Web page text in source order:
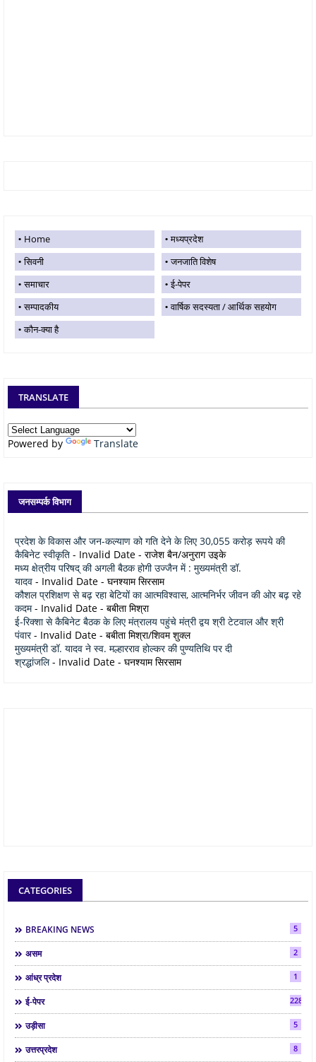
Home
मध्यप्रदेश
सिवनी
जनजाति विशेष
समाचार
ई-पेपर
सम्पादकीय
वार्षिक सदस्यता / आर्थिक सहयोग
कौन-क्या है
TRANSLATE
Powered by Translate
जनसम्पर्क विभाग
प्रदेश के विकास और जन-कल्याण को गति देने के लिए 30,055 करोड़ रूपये की
कैबिनेट स्वीकृति - Invalid Date - राजेश बैन/अनुराग उइके
मध्य क्षेत्रीय परिषद् की अगली बैठक होगी उज्जैन में : मुख्यमंत्री डॉ.
यादव - Invalid Date - घनश्याम सिरसाम
कौशल प्रशिक्षण से बढ़ रहा बेटियों का आत्मविश्वास, आत्मनिर्भर जीवन की ओर बढ़ रहे
कदम- Invalid Date - बबीता मिश्रा
ई-रिक्शा से कैबिनेट बैठक के लिए मंत्रालय पहुंचे मंत्री द्वय श्री टेटवाल और श्री
पंवार- Invalid Date - बबीता मिश्रा/शिवम शुक्ल
मुख्यमंत्री डॉ. यादव ने स्व. मल्हारराव होल्कर की पुण्यतिथि पर दी
श्रद्धांजलि- Invalid Date - घनश्याम सिरसाम
CATEGORIES
BREAKING NEWS 5
असम 2
आंध्र प्रदेश 1
ई-पेपर 2286
उड़ीसा 5
उत्तरप्रदेश 8